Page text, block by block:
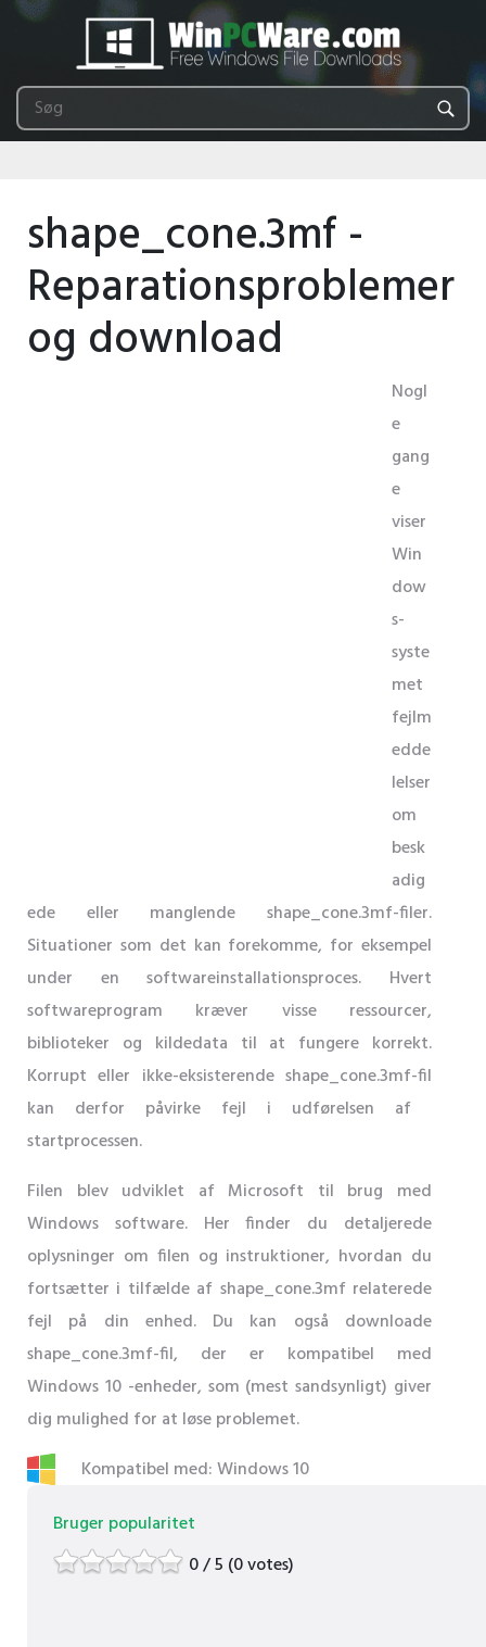
shape_cone.3mf -
Reparationsproblemer
og download
Nogl
e
gang
e
viser
Win
dow
s-
syste
met
fejlm
edde
lelser
om
besk
adig
ede eller manglende shape_cone.3mf-filer.
Situationer som det kan forekomme, for eksempel
under en softwareinstallationsproces. Hvert
softwareprogram kræver visse ressourcer,
biblioteker og kildedata til at fungere korrekt.
Korrupt eller ikke-eksisterende shape_cone.3mf-fil
kan derfor påvirke fejl i udførelsen af ​​
startprocessen.
Filen blev udviklet af Microsoft til brug med
Windows software. Her finder du detaljerede
oplysninger om filen og instruktioner, hvordan du
fortsætter i tilfælde af shape_cone.3mf relaterede
fejl på din enhed. Du kan også downloade
shape_cone.3mf-fil, der er kompatibel med
Windows 10 -enheder, som (mest sandsynligt) giver
dig mulighed for at løse problemet.
Kompatibel med: Windows 10
Bruger popularitet
0 / 5 (0 votes)